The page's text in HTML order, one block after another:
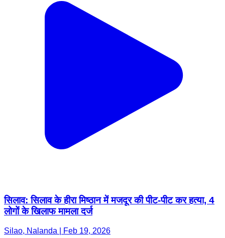
सिलाव: सिलाव के हीरा मिष्ठान में मजदूर की पीट-पीट कर हत्या, 4
लोगों के खिलाफ मामला दर्ज
Silao, Nalanda | Feb 19, 2026